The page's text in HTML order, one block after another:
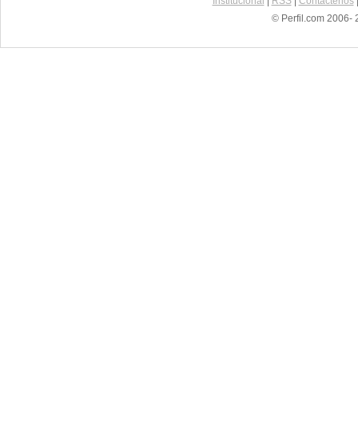
© Perfil.com 2006-